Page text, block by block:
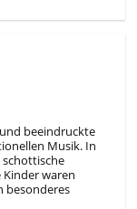
beeindruckte
Musik. In
Kinder waren
besonderes